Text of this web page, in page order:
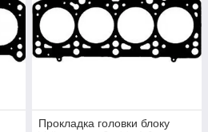
Прокладка головки блоку